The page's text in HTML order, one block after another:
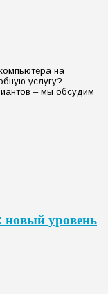
на
услугу?
– мы обсудим
новый уровень